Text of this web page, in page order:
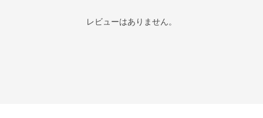
レビューはありません。